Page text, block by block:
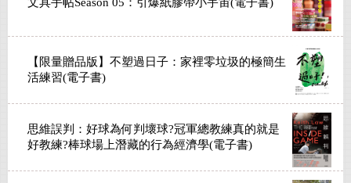
【限量贈品版】不塑過日子：家裡零垃圾的極簡生
活練習(電子書)
思維誤判：好球為何判壞球?冠軍總教練真的就是
好教練?棒球場上潛藏的行為經濟學(電子書)